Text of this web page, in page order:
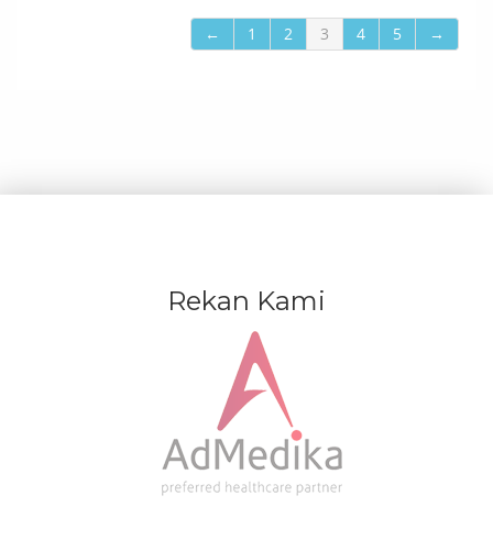
← 1 2 3 4 5 →
Rekan Kami